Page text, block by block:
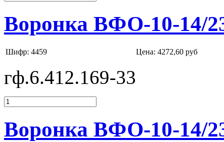
Воронка ВФО-10-14/
Шифр: 4459 Цена: 4272,60 руб
гф.6.412.169-33
Воронка ВФО-10-14/